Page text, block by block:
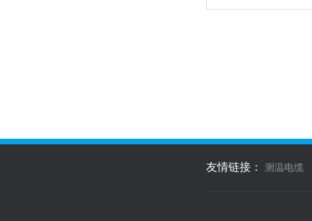
友情链接： 测温电缆